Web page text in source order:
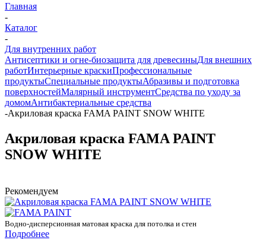
Главная
-
Каталог
-
Для внутренних работ
Антисептики и огне-биозащита для древесиныДля внешних
работИнтерьерные краскиПрофессиональные
продуктыСпециальные продуктыАбразивы и подготовка
поверхностейМалярный инструментСредства по уходу за
домомАнтибактериальные средства
-Акриловая краска FAMA PAINT SNOW WHITE
Акриловая краска FAMA PAINT
SNOW WHITE
Рекомендуем
Водно-дисперсионная матовая краска для потолка и стен
Подробнее